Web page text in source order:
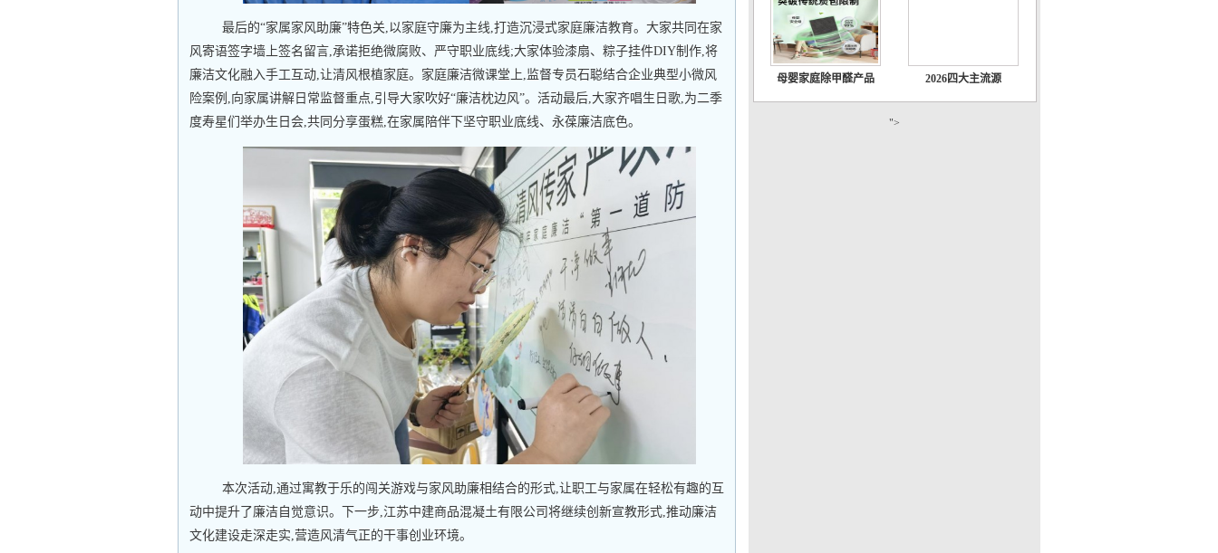
最后的“家属家风助廉”特色关,以家庭守廉为主线,打造沉浸式家庭廉洁教育。大家共同在家
风寄语签字墙上签名留言,承诺拒绝微腐败、严守职业底线;大家体验漆扇、粽子挂件DIY制作,将
廉洁文化融入手工互动,让清风根植家庭。家庭廉洁微课堂上,监督专员石聪结合企业典型小微风
险案例,向家属讲解日常监督重点,引导大家吹好“廉洁枕边风”。活动最后,大家齐唱生日歌,为二季
度寿星们举办生日会,共同分享蛋糕,在家属陪伴下坚守职业底线、永葆廉洁底色。
本次活动,通过寓教于乐的闯关游戏与家风助廉相结合的形式,让职工与家属在轻松有趣的互
动中提升了廉洁自觉意识。下一步,江苏中建商品混凝土有限公司将继续创新宣教形式,推动廉洁
文化建设走深走实,营造风清气正的干事创业环境。
母婴家庭除甲醛产品 2026四大主流源
">